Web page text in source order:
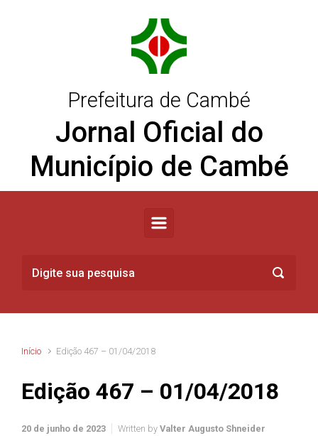
Prefeitura de Cambé
Jornal Oficial do
Município de Cambé
Início Edição 467 – 01/04/2018
Edição 467 – 01/04/2018
20 de junho de 2023 Written by Valter Augusto Shneider